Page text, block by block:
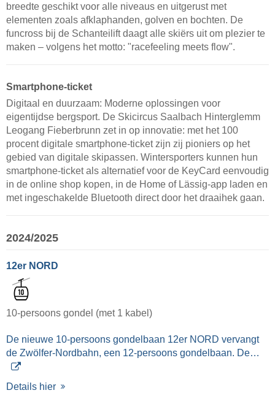
breedte geschikt voor alle niveaus en uitgerust met
elementen zoals afklaphanden, golven en bochten. De
funcross bij de Schanteilift daagt alle skiërs uit om plezier te
maken – volgens het motto: "racefeeling meets flow".
Smartphone-ticket
Digitaal en duurzaam: Moderne oplossingen voor
eigentijdse bergsport. De Skicircus Saalbach Hinterglemm
Leogang Fieberbrunn zet in op innovatie: met het 100
procent digitale smartphone-ticket zijn zij pioniers op het
gebied van digitale skipassen. Wintersporters kunnen hun
smartphone-ticket als alternatief voor de KeyCard eenvoudig
in de online shop kopen, in de Home of Lässig-app laden en
met ingeschakelde Bluetooth direct door het draaihek gaan.
2024/2025
12er NORD
10-persoons gondel (met 1 kabel)
De nieuwe 10-persoons gondelbaan 12er NORD vervangt
de Zwölfer-Nordbahn, een 12-persoons gondelbaan. De…
Details hier